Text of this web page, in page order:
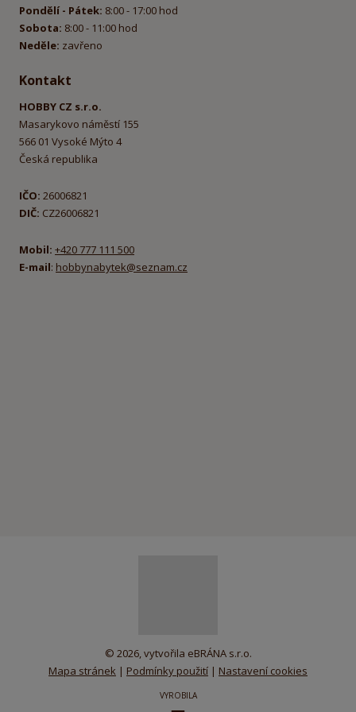
Pondělí - Pátek: 8:00 - 17:00 hod
Sobota: 8:00 - 11:00 hod
Neděle: zavřeno
Kontakt
HOBBY CZ s.r.o.
Masarykovo náměstí 155
566 01 Vysoké Mýto 4
Česká republika
IČO: 26006821
DIČ: CZ26006821
Mobil: +420 777 111 500
E-mail: hobbynabytek@seznam.cz
© 2026, vytvořila eBRÁNA s.r.o.
Mapa stránek | Podmínky použití | Nastavení cookies
VYROBILA